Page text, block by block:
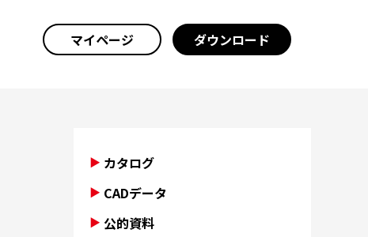
マイページ ダウンロード
カタログ
CADデータ
公的資料